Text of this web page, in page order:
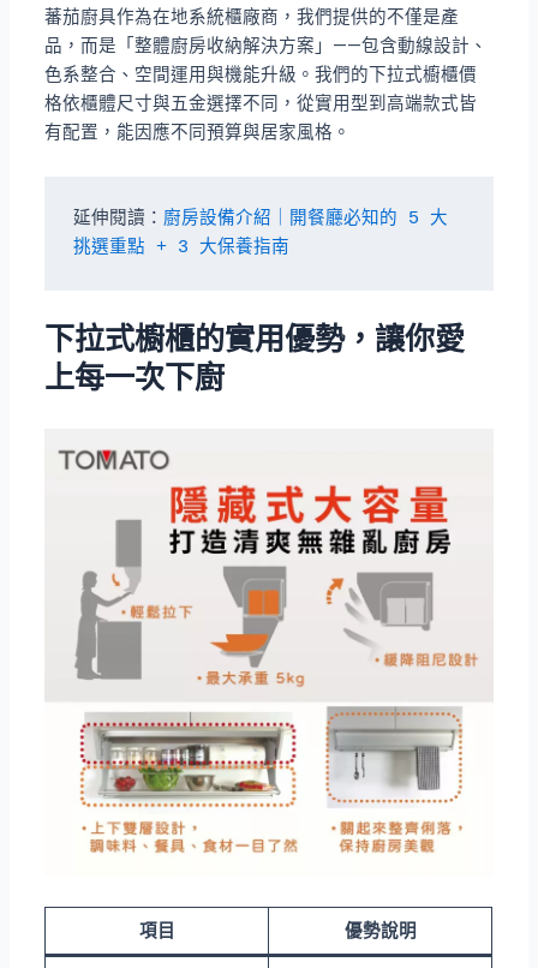
蕃茄廚具作為在地系統櫃廠商，我們提供的不僅是產
品，而是「整體廚房收納解決方案」——包含動線設計、
色系整合、空間運用與機能升級。我們的下拉式櫥櫃價
格依櫃體尺寸與五金選擇不同，從實用型到高端款式皆
有配置，能因應不同預算與居家風格。
延伸閱讀： 廚房設備介紹｜開餐廳必知的 5 大
挑選重點 + 3 大保養指南
下拉式櫥櫃的實用優勢，讓你愛
上每一次下廚
項目 優勢說明